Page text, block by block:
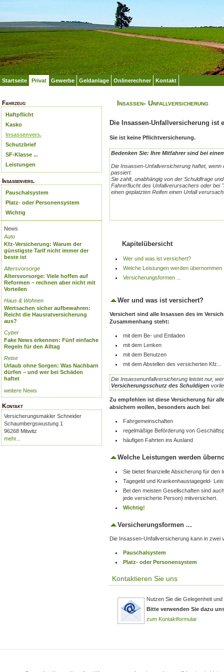
Startseite Privat Gewerbe Geldanlage Onlinerechner Kontakt
Fahrzeug
Haftpflicht
Kasko
Insassenvers.
Schutzbrief
SF-Klasse ...
Leistungen
Insassenvers.
Pauschalsystem
Platz- oder Personensystem
Wichtig
News
Auto
Kfz-Versicherung: Warum der
günstigste Tarif nicht immer der
beste ist
Altersvorsorge
Altersvorsorge: Viele hoffen auf
Reformen – rechnen aber nicht mit
Vorteilen
Haus & Wohnen
Wertsachen sicher aufbewahren:
Reicht die Hausratversicherung
aus?
Cyber
Fake News erkennen: Fünf einfache
Regeln für den Alltag
Reise
Urlaub ohne Sorgen: Was Nachbarn
dürfen – und wer bei Schäden
haftet
weitere News
Kontakt
Versicherungsmakler Schneider
Schaumbergswustung 1
96268 Mitwitz
mehr...
Insassen- Unfallversicherung
Die Insassen-Unfallversicherung ist
Sie ist keine Pflichtversicherung.
Bedenken Sie: Ihre Mitfahrer sind bei
Die Insassen-Unfallversicherung haftet,
passiert.
Sie zahlt, unabhängig von der Schuldfrage
Fahrerflucht des Unfallverursachers oder bei
einen geplatzten Reifen einen Unfall
Kapitelübersicht
Wer und was ist versichert?
Welche Leistungen werden übernommen
Versicherungsformen ...
Wer und was ist versichert?
Versichert sind alle Insassen des im
Zusammenhang steht:
mit dem Be- und Entladen
mit dem Lenken
mit dem Benutzen
mit dem Abstellen des versicherten Kfz...
Die Insassenunfallversicherung leistet nur,
Versicherungsschutz des Schuldigen
Zu empfehlen ist diese Versicherung für
absichern wollen, besonders auch bei:
Fahrgemeinschaften
regelmäßige Beförderung von
häufigen Fahrten ins Ausland
Welche Leistungen werden
Sie bietet finanzielle Absicherung für den
Tagegeld und Krankenhaustagegeld-
Bei den meisten Gesellschaften sind
jede versicherte Person) mitversichert.
Wichtig!
Versicherungsformen ...
Die Insassen-Unfallversicherung kann in
Pauschalsystem
Platz- oder Personensystem
Kontaktieren Sie uns
Nutzen Sie die Gelegenheit
Bitte verwenden Sie dazu
zum Kontaktformular